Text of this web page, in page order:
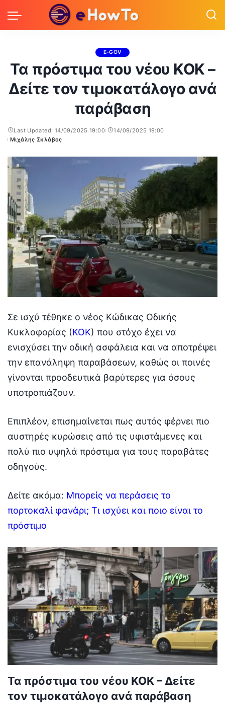
E-GOV
Τα πρόστιμα του νέου ΚΟΚ –
Δείτε τον τιμοκατάλογο ανά
παράβαση
Last Updated: 14/09/2025 19:00
14/09/2025 19:00
Posted
Μιχάλης Σκλάβος
Σε ισχύ τέθηκε ο νέος Κώδικας Οδικής
Κυκλοφορίας (ΚΟΚ) που στόχο έχει να
ενισχύσει την οδική ασφάλεια και να αποτρέψει
την επανάληψη παραβάσεων, καθώς οι ποινές
γίνονται προοδευτικά βαρύτερες για όσους
υποτροπιάζουν.
Επιπλέον, επισημαίνεται πως αυτός φέρνει πιο
αυστηρές κυρώσεις από τις υφιστάμενες και
πολύ πιο υψηλά πρόστιμα για τους παραβάτες
οδηγούς.
Δείτε ακόμα: Μπορείς να περάσεις το
πορτοκαλί φανάρι; Τι ισχύει και ποιο είναι το
πρόστιμο
Τα πρόστιμα του νέου ΚΟΚ – Δείτε
τον τιμοκατάλογο ανά παράβαση